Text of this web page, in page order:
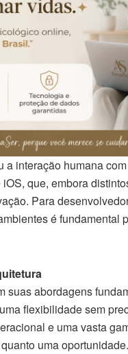
interação humana
que, embora
Para
é fundamental
abordagens
flexibilidade sem
e uma vasta
uma